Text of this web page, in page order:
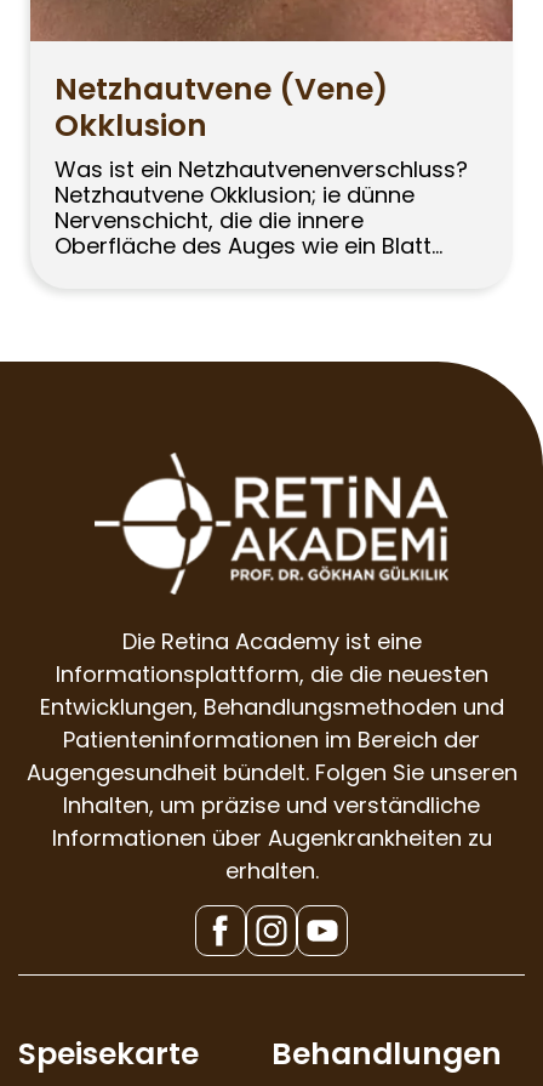
Netzhautvene (Vene)
Okklusion
Was ist ein Netzhautvenenverschluss?
Netzhautvene Okklusion; ie dünne
Nervenschicht, die die innere
Oberfläche des Auges wie ein Blatt
wird als Netzhaut bezeichnet. Die
Gefäße, die das Blut von der Netzhaut
Netzhautvenen […]
Die Retina Academy ist eine
Informationsplattform, die die neuesten
Entwicklungen, Behandlungsmethoden und
Patienteninformationen im Bereich der
Augengesundheit bündelt. Folgen Sie unseren
Inhalten, um präzise und verständliche
Informationen über Augenkrankheiten zu
erhalten.
Speisekarte Behandlungen